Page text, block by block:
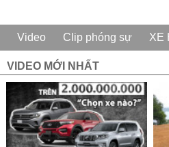
Video Clip phóng sự XE
VIDEO MỚI NHẤT